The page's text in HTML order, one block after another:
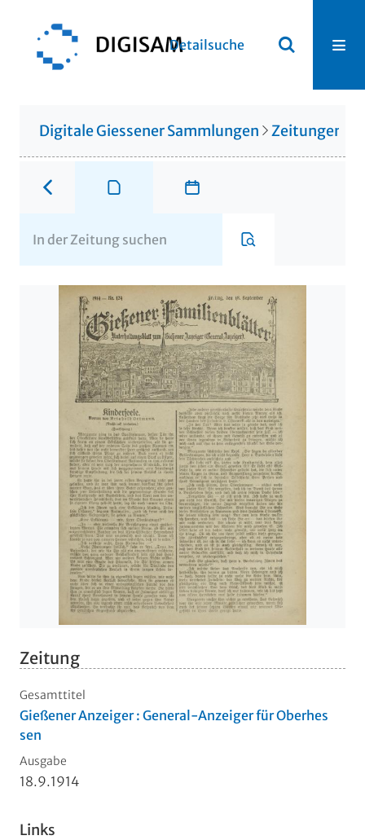
Detailsuche
Digitale Giessener Sammlungen Zeitungen
Zeitung
Gesamttitel
Gießener Anzeiger : General-Anzeiger für Oberhes
sen
Ausgabe
18.9.1914
Links